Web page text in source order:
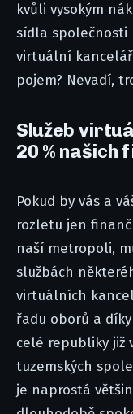
kvůli vysokým
sídla společnosti
virtuální
pojem? Nevadí,
Služeb
20 % našich
Pokud by vás a
rozletu jen
naší metropoli,
službách
virtuálních
řadu oborů a
celé republiky již
tuzemských
je naprostá